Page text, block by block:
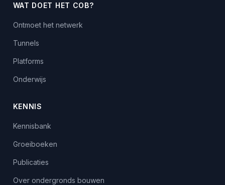
WAT DOET HET COB?
Ontmoet het netwerk
Tunnels
Platforms
Onderwijs
KENNIS
Kennisbank
Groeiboeken
Publicaties
Over ondergronds bouwen